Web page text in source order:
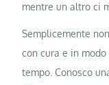
mentre un altro ci
Semplicemente
con cura e in
tempo. Conosco